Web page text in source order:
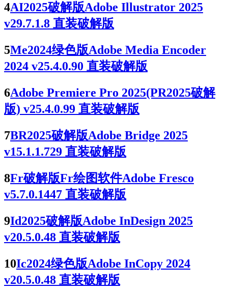
4AI2025破解版Adobe Illustrator 2025
v29.7.1.8 直装破解版
5Me2024绿色版Adobe Media Encoder
2024 v25.4.0.90 直装破解版
6Adobe Premiere Pro 2025(PR2025破解
版) v25.4.0.99 直装破解版
7BR2025破解版Adobe Bridge 2025
v15.1.1.729 直装破解版
8Fr破解版Fr绘图软件Adobe Fresco
v5.7.0.1447 直装破解版
9Id2025破解版Adobe InDesign 2025
v20.5.0.48 直装破解版
10Ic2024绿色版Adobe InCopy 2024
v20.5.0.48 直装破解版